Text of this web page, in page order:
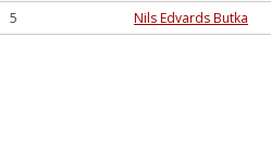
5 Nils Edvards Butka